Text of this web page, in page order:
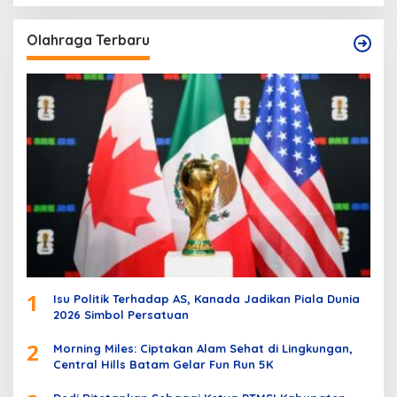
Olahraga Terbaru
1
Isu Politik Terhadap AS, Kanada Jadikan Piala Dunia
2026 Simbol Persatuan
2
Morning Miles: Ciptakan Alam Sehat di Lingkungan,
Central Hills Batam Gelar Fun Run 5K